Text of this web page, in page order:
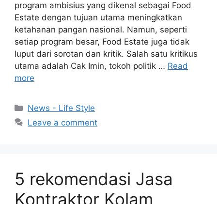
program ambisius yang dikenal sebagai Food
Estate dengan tujuan utama meningkatkan
ketahanan pangan nasional. Namun, seperti
setiap program besar, Food Estate juga tidak
luput dari sorotan dan kritik. Salah satu kritikus
utama adalah Cak Imin, tokoh politik … Read
more
Categories
News - Life Style
Leave a comment
5 rekomendasi Jasa
Kontraktor Kolam